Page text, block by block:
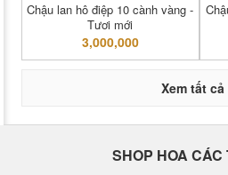
Chậu lan hô điệp 10 cành vàng -
Tươi mới
3,000,000
Xem tất cả
SHOP HOA CÁC